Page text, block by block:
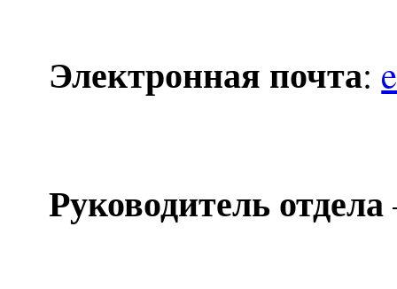
Электронная почта:
Руководитель отдела